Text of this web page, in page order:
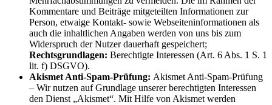
Kommentare und Beiträge mitgeteilten Informationen zur
Person, etwaige Kontakt- sowie Webseiteninformationen als
auch die inhaltlichen Angaben werden von uns bis zum
Widerspruch der Nutzer dauerhaft gespeichert;
Rechtsgrundlagen: Berechtigte Interessen (Art. 6 Abs. 1 S. 1
lit. f) DSGVO).
Akismet Anti-Spam-Prüfung: Akismet Anti-Spam-Prüfung
– Wir nutzen auf Grundlage unserer berechtigten Interessen
den Dienst „Akismet“. Mit Hilfe von Akismet werden